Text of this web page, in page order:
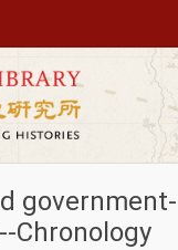
government-
Chronology